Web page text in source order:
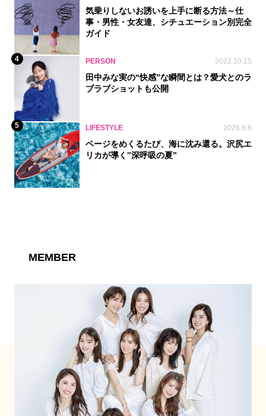
気乗りしないお誘いを上手に断る方法～仕
事・男性・女友達、シチュエーション別完全
ガイド
4 PERSON 2022.10.15
田中みな実の“快感”な瞬間とは？愛犬とのラ
ブラブショットも公開
5 LIFESTYLE 2026.8.8
ページをめくるたび、海に沈み還る。沢尻エ
リカが導く‟深呼吸の夏”
MEMBER